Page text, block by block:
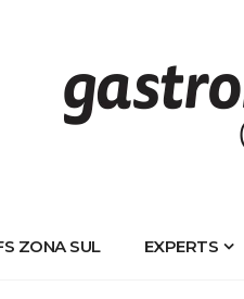
ZONA SUL EXPERTS